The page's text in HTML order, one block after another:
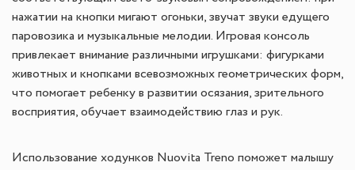
нажатии на кнопки мигают огоньки, звучат звуки едущего
паровозика и музыкальные мелодии. Игровая консоль
привлекает внимание различными игрушками: фигурками
животных и кнопками всевозможных геометрических форм,
что помогает ребенку в развитии осязания, зрительного
восприятия, обучает взаимодействию глаз и рук.
Использование ходунков Nuovita Treno поможет малышу